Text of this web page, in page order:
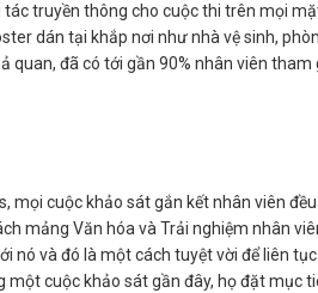
truyền thông cho cuộc thi trên mọi
dán tại khắp nơi như nhà vệ sinh,
quan, đã có tới gần 90% nhân viên tham
mọi cuộc khảo sát gắn kết nhân viên
mảng Văn hóa và Trải nghiệm nhân
nó và đó là một cách tuyệt vời để liên tục
một cuộc khảo sát gần đây, họ đặt mục